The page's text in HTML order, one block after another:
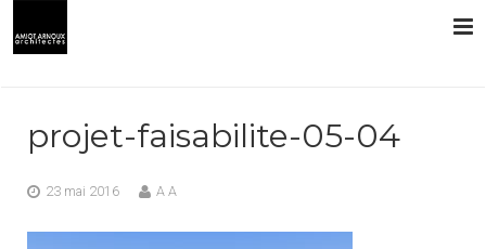
PRESTATIONS
projet-faisabilite-05-04
23 mai 2016 A A